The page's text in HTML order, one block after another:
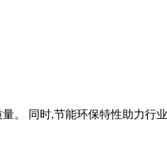
。 同时,节能环保特性助力行